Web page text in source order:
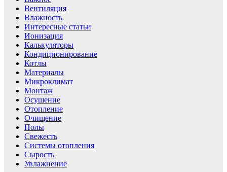
Вентиляция
Влажность
Интересные статьи
Ионизация
Калькуляторы
Кондиционирование
Котлы
Материалы
Микроклимат
Монтаж
Осушение
Отопление
Очищение
Полы
Свежесть
Системы отопления
Сырость
Увлажнение